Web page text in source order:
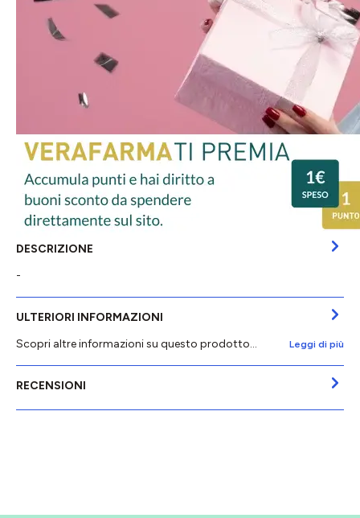
DESCRIZIONE
-
ULTERIORI INFORMAZIONI
Scopri altre informazioni su questo prodotto...
Leggi di più
RECENSIONI